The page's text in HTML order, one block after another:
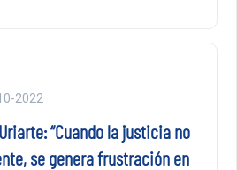
2022
“Cuando la justicia no
se genera frustración en